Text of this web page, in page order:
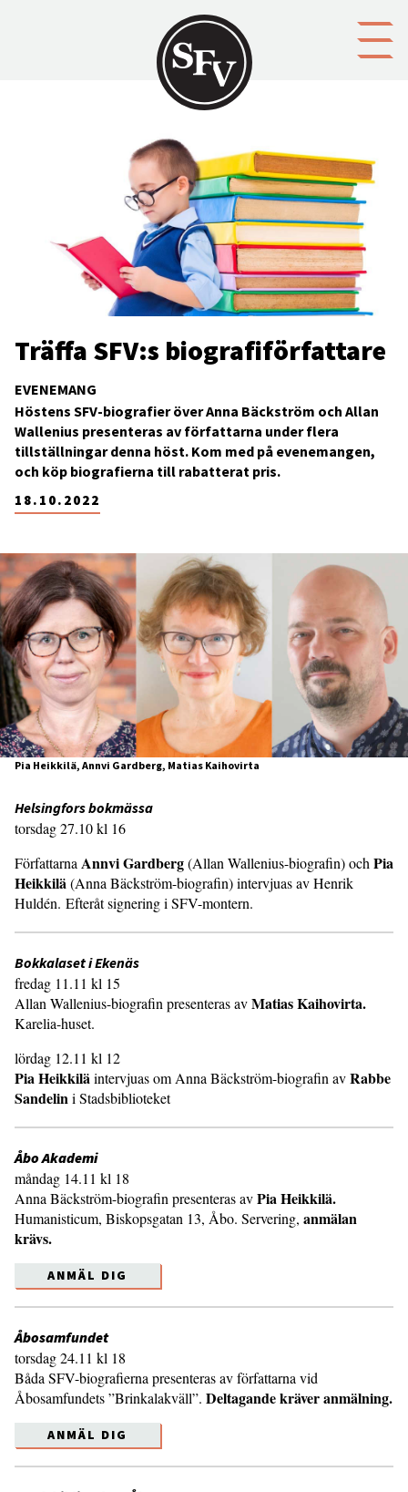
EVENEMANG
Träffa SFV:s biografiförfattare
18.10.2022
Höstens SFV-biografier över Anna Bäckström och Allan
Wallenius presenteras av författarna under flera
tillställningar denna höst. Kom med på evenemangen,
och köp biografierna till rabatterat pris.
Pia Heikkilä, Annvi Gardberg, Matias Kaihovirta
Helsingfors bokmässa
torsdag 27.10 kl 16
Författarna Annvi Gardberg(Allan Wallenius-biografin) och Pia
Heikkilä(Anna Bäckström-biografin) intervjuas av Henrik
Huldén. Efteråt signering i SFV-montern.
Bokkalaset i Ekenäs
fredag 11.11 kl 15
Allan Wallenius-biografin presenteras avMatias Kaihovirta.
Karelia-huset.
lördag 12.11 kl 12
Pia Heikkiläintervjuas om Anna Bäckström-biografin avRabbe
Sandelini Stadsbiblioteket
Åbo Akademi
måndag 14.11 kl 18
Anna Bäckström-biografin presenteras avPia Heikkilä.
Humanisticum, Biskopsgatan 13, Åbo. Servering, anmälan
krävs.
ANMÄL DIG
Åbosamfundet
torsdag 24.11 kl 18
Båda SFV-biografierna presenteras av författarna vid
Åbosamfundets ”Brinkalakväll”. Deltagande kräver anmälning.
ANMÄL DIG